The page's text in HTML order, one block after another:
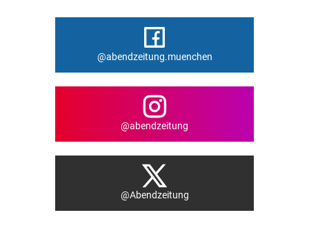
@abendzeitung.muenchen
@abendzeitung
@Abendzeitung